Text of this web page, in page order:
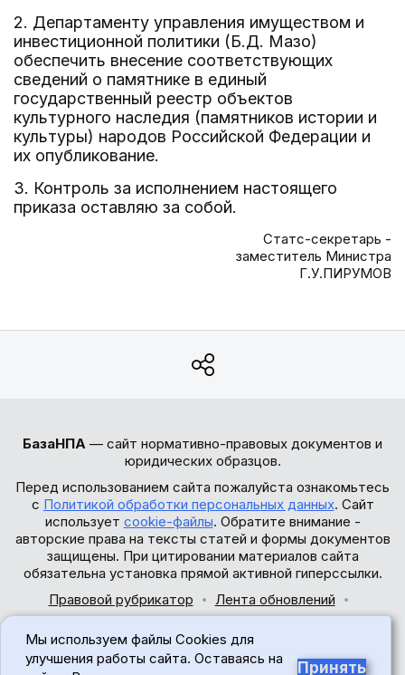
2. Департаменту управления имуществом и
инвестиционной политики (Б.Д. Мазо)
обеспечить внесение соответствующих
сведений о памятнике в единый
государственный реестр объектов
культурного наследия (памятников истории и
культуры) народов Российской Федерации и
их опубликование.
3. Контроль за исполнением настоящего
приказа оставляю за собой.
Статс-секретарь -
заместитель Министра
Г.У.ПИРУМОВ
БазаНПА — сайт нормативно-правовых документов и
юридических образцов.
Перед использованием сайта пожалуйста ознакомьтесь
с Политикой обработки персональных данных. Сайт
использует cookie-файлы. Обратите внимание -
авторские права на тексты статей и формы документов
защищены. При цитировании материалов сайта
обязательна установка прямой активной гиперссылки.
Правовой рубрикатор
Лента обновлений
© 2017-2026
Мы используем файлы Cookies для
улучшения работы сайта. Оставаясь на
Принять